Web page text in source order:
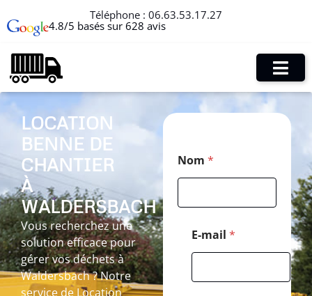
Téléphone : 06.63.53.17.27
4.8/5 basés sur 628 avis
LOCATION
BENNE DE
CHANTIER
À
WALDERSBACH
Vous recherchez une
solution efficace pour
gérer vos déchets à
Waldersbach ? Notre
service de Location
-
m
i
Nom *
E-mail *